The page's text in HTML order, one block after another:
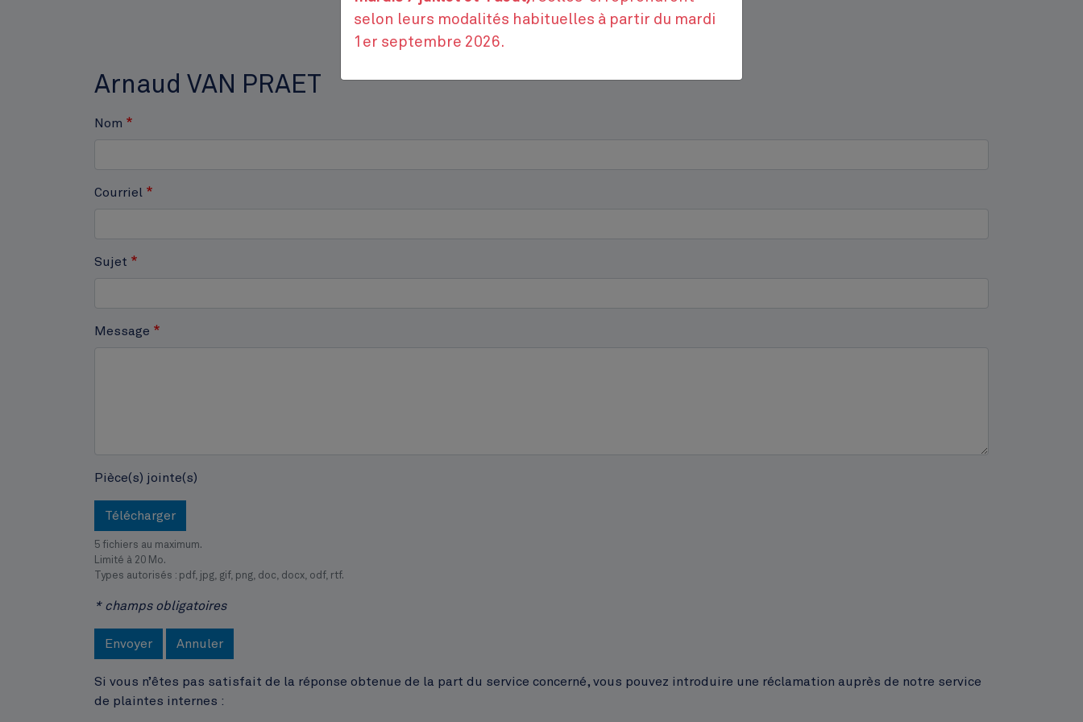
Contactez-nous
Arnaud VAN PRAET
Nom
Courriel
Sujet
Message
Pièce(s) jointe(s)
Télécharger
5 fichiers au maximum.
Limité à 20 Mo.
Types autorisés : pdf, jpg, gif, png, doc, docx, odf, rtf.
* champs obligatoires
Envoyer Annuler
Si vous n’êtes pas satisfait de la réponse obtenue de la part du service concerné, vous pouvez introduire une réclamation auprès de notre service
de plaintes internes :
selon leurs modalités habituelles à partir du mardi
1er septembre 2026.